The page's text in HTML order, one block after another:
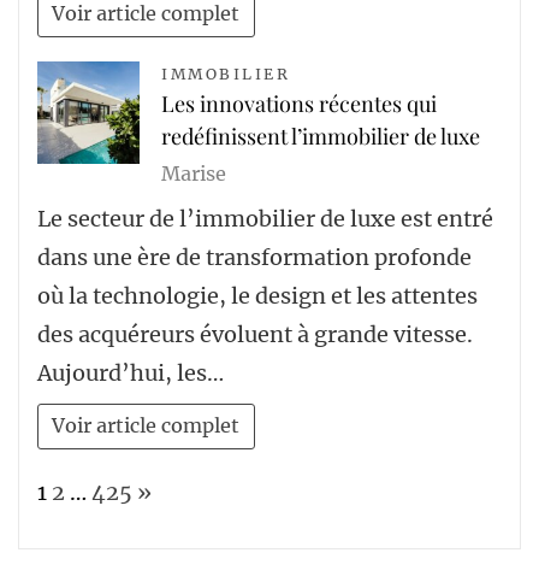
Voir article complet
IMMOBILIER
Les innovations récentes qui
redéfinissent l’immobilier de luxe
Marise
Le secteur de l’immobilier de luxe est entré
dans une ère de transformation profonde
où la technologie, le design et les attentes
des acquéreurs évoluent à grande vitesse.
Aujourd’hui, les…
Voir article complet
Page:
1 2 … 425 Next
»